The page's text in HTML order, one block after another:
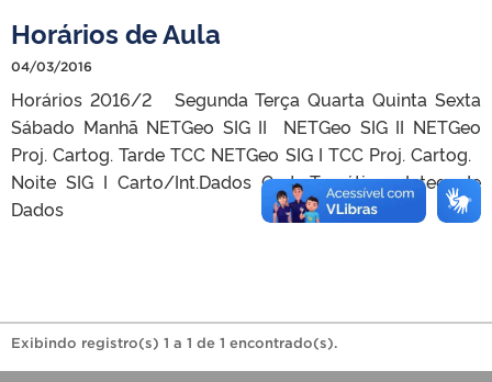
Horários de Aula
04/03/2016
Horários 2016/2 Segunda Terça Quarta Quinta Sexta
Sábado Manhã NETGeo SIG II NETGeo SIG II NETGeo
Proj. Cartog. Tarde TCC NETGeo SIG I TCC Proj. Cartog.
Noite SIG I Carto/Int.Dados Carto.Temática Integ. de
Dados
Exibindo registro(s) 1 a 1 de 1 encontrado(s).